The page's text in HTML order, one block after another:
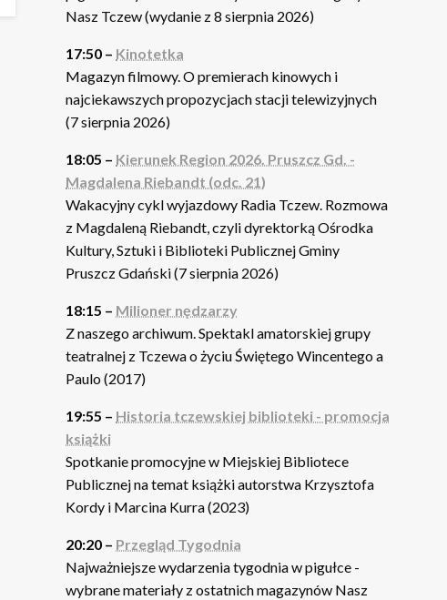
Nasz Tczew (wydanie z 8 sierpnia 2026)
17:50 – Kinotetka
Magazyn filmowy. O premierach kinowych i
najciekawszych propozycjach stacji telewizyjnych
(7 sierpnia 2026)
18:05 – Kierunek Region 2026. Pruszcz Gd. -
Magdalena Riebandt (odc. 21)
Wakacyjny cykl wyjazdowy Radia Tczew. Rozmowa
z Magdaleną Riebandt, czyli dyrektorką Ośrodka
Kultury, Sztuki i Biblioteki Publicznej Gminy
Pruszcz Gdański (7 sierpnia 2026)
18:15 – Milioner nędzarzy
Z naszego archiwum. Spektakl amatorskiej grupy
teatralnej z Tczewa o życiu Świętego Wincentego a
Paulo (2017)
19:55 – Historia tczewskiej biblioteki - promocja
książki
Spotkanie promocyjne w Miejskiej Bibliotece
Publicznej na temat książki autorstwa Krzysztofa
Kordy i Marcina Kurra (2023)
20:20 – Przegląd Tygodnia
Najważniejsze wydarzenia tygodnia w pigułce -
wybrane materiały z ostatnich magazynów Nasz